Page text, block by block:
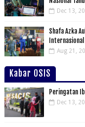
Dec 13,
Shafa Azka
Internasional
Aug 21,
Kabar OSIS
Peringatan
Dec 13,